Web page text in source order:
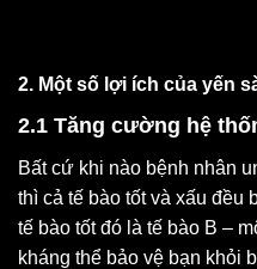
2. Một số lợi ích của yến
2.1 Tăng cường hệ
Bất cứ khi nào bệnh nhân
thì cả tế bào tốt và xấu đều
tế bào tốt đó là tế bào B –
kháng thể bảo vệ bạn khỏi